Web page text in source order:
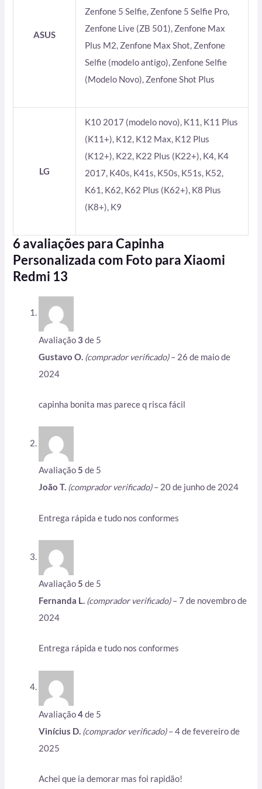
ASUS
Zenfone 5 Selfie, Zenfone 5 Selfie Pro,
Zenfone Live (ZB 501), Zenfone Max
Plus M2, Zenfone Max Shot, Zenfone
Selfie (modelo antigo), Zenfone Selfie
(Modelo Novo), Zenfone Shot Plus
LG
K10 2017 (modelo novo), K11, K11 Plus
(K11+), K12, K12 Max, K12 Plus
(K12+), K22, K22 Plus (K22+), K4, K4
2017, K40s, K41s, K50s, K51s, K52,
K61, K62, K62 Plus (K62+), K8 Plus
(K8+), K9
6 avaliações paraCapinha
Personalizada com Foto para Xiaomi
Redmi 13
Avaliação3 de 5
Gustavo O. (comprador verificado) – 26 de maio de
2024
capinha bonita mas parece q risca fácil
Avaliação5 de 5
João T. (comprador verificado) – 20 de junho de 2024
Entrega rápida e tudo nos conformes
Avaliação5 de 5
Fernanda L. (comprador verificado) –7 de novembro de
2024
Entrega rápida e tudo nos conformes
Avaliação4de 5
Vinícius D. (comprador verificado) –4 de fevereiro de
2025
Achei que ia demorar mas foi rapidão!